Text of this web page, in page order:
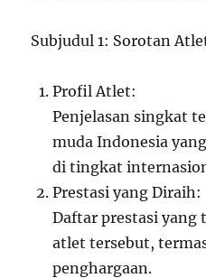
Subjudul 1: Sorotan
Profil Atlet:
Penjelasan singkat
muda Indonesia
di tingkat
Prestasi yang Diraih:
Daftar prestasi
atlet tersebut,
penghargaan.